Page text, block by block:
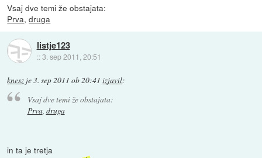
Vsaj dve temi že obstajata:
Prva,druga
listje123
::3. sep 2011, 20:51
knesz je3. sep 2011 ob 20:41 izjavil:
Vsaj dve temi že obstajata:
Prva, druga
in ta je tretja